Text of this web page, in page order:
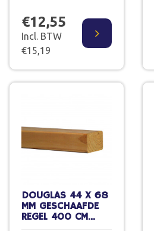
€12,55
Incl. BTW
€15,19
DOUGLAS 44 X 68
MM GESCHAAFDE
REGEL 400 CM